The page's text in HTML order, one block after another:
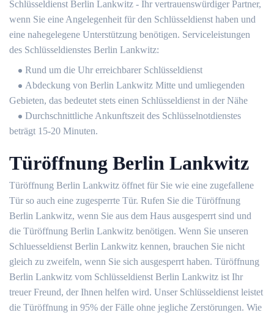
Schlüsseldienst Berlin Lankwitz - Ihr vertrauenswürdiger Partner,
wenn Sie eine Angelegenheit für den Schlüsseldienst haben und
eine nahegelegene Unterstützung benötigen. Serviceleistungen
des Schlüsseldienstes Berlin Lankwitz:
Rund um die Uhr erreichbarer Schlüsseldienst
Abdeckung von Berlin Lankwitz Mitte und umliegenden
Gebieten, das bedeutet stets einen Schlüsseldienst in der Nähe
Durchschnittliche Ankunftszeit des Schlüsselnotdienstes
beträgt 15-20 Minuten.
Türöffnung Berlin Lankwitz
Türöffnung Berlin Lankwitz öffnet für Sie wie eine zugefallene
Tür so auch eine zugesperrte Tür. Rufen Sie die Türöffnung
Berlin Lankwitz, wenn Sie aus dem Haus ausgesperrt sind und
die Türöffnung Berlin Lankwitz benötigen. Wenn Sie unseren
Schluesseldienst Berlin Lankwitz kennen, brauchen Sie nicht
gleich zu zweifeln, wenn Sie sich ausgesperrt haben. Türöffnung
Berlin Lankwitz vom Schlüsseldienst Berlin Lankwitz ist Ihr
treuer Freund, der Ihnen helfen wird. Unser Schlüsseldienst leistet
die Türöffnung in 95% der Fälle ohne jegliche Zerstörungen. Wie